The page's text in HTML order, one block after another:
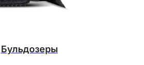
Бульдозеры